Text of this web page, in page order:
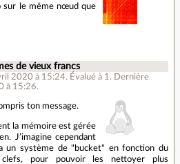
sur le même nœud que
de vieux francs
2020 à 15:24. Évalué à 1 . Dernière
à 15:26.
ton message.
la mémoire est gérée
J’imagine cependant
un système de "bucket" en fonction du
clefs, pour pouvoir les nettoyer plus